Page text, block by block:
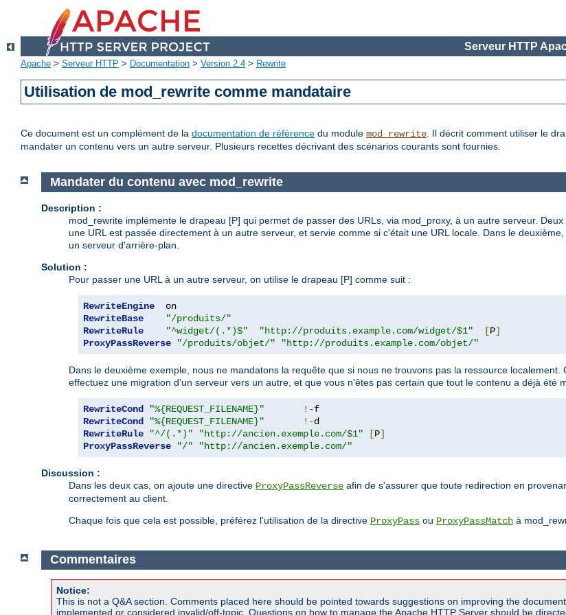
Serveur HTTP
Apache > Serveur HTTP > Documentation > Version 2.4 > Rewrite
Utilisation de mod_rewrite comme mandataire
Ce document est un complément de la documentation de référence du module mod_rewrite. Il décrit comment utiliser le
mandater un contenu vers un autre serveur. Plusieurs recettes décrivant des scénarios courants sont fournies.
Mandater du contenu avec mod_rewrite
Description :
mod_rewrite implémente le drapeau [P] qui permet de passer des URLs, via mod_proxy, à un autre serveur.
une URL est passée directement à un autre serveur, et servie comme si c'était une URL locale. Dans le
un serveur d'arrière-plan.
Solution :
Pour passer une URL à un autre serveur, on utilise le drapeau [P] comme suit :
RewriteEngine
RewriteBase
"/produits/"
RewriteRule
"^widget/(.*)$" "http://produits.example.com/widget/$1" [P]
ProxyPassReverse
"/produits/objet/" "http://produits.example.com/objet/"
Dans le deuxième exemple, nous ne mandatons la requête que si nous ne trouvons pas la ressource
effectuez une migration d'un serveur vers un autre, et que vous n'êtes pas certain que tout le contenu a déjà été
RewriteCond "%{REQUEST_FILENAME}" !-
RewriteCond
"%{REQUEST_FILENAME}" !-
RewriteRule
"^/(.*)" "http://ancien.exemple.com/$1" [P]
ProxyPassReverse
"/" "http://ancien.exemple.com/"
Discussion :
Dans les deux cas, on ajoute une directive ProxyPassReverse afin de s'assurer que toute redirection en
correctement au client.
Chaque fois que cela est possible, préférez l'utilisation de la directive ProxyPass ou ProxyPassMatch à
Commentaires
Notice:
This is not a Q&A section. Comments placed here should be pointed towards suggestions on improving the
implemented or considered invalid/off-topic. Questions on how to manage the Apache HTTP Server should be